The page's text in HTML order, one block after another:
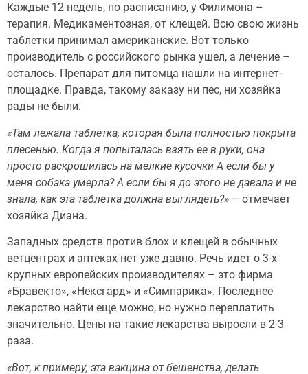
Каждые 12 недель, по расписанию, у Филимона –
терапия. Медикаментозная, от клещей. Всю свою жизнь
таблетки принимал американские. Вот только
производитель с российского рынка ушел, а лечение –
осталось. Препарат для питомца нашли на интернет-
площадке. Правда, такому заказу ни пес, ни хозяйка
рады не были.
«Там лежала таблетка, которая была полностью покрыта
плесенью. Когда я попыталась взять ее в руки, она
просто раскрошилась на мелкие кусочки А если бы у
меня собака умерла? А если бы я до этого не давала и не
знала, как эта таблетка должна выглядеть?» – отмечает
хозяйка Диана.
Западных средств против блох и клещей в обычных
ветцентрах и аптеках нет уже давно. Речь идет о 3-х
крупных европейских производителях – это фирма
«Бравекто», «Нексгард» и «Симпарика». Последнее
лекарство найти еще можно, но нужно переплатить
значительно. Цены на такие лекарства выросли в 2-3
раза.
«Вот, к примеру, эта вакцина от бешенства, делать